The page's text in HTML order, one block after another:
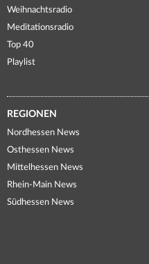
Weihnachtsradio
Meditationsradio
Top 40
Playlist
REGIONEN
Nordhessen News
Osthessen News
Mittelhessen News
Rhein-Main News
Südhessen News